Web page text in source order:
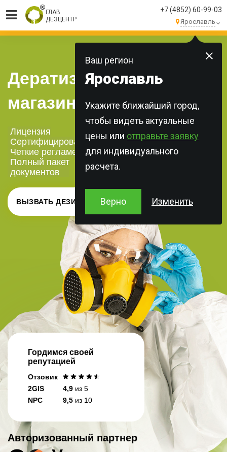
ГЛАВ
ДЕЗЦЕНТР
+7 (4852) 60-99-03
Ярославль
Ваш регион
Ярославль
Укажите ближайший город,
чтобы видеть актуальные
цены или отправьте заявку
для индивидуального
расчета.
Верно Изменить
МЫ ВЫПОЛНЯЕМБОЛЕЕ 250 ЗАКАЗОВ
КАЖДЫЙ ДЕНЬ!
Дератизация
магазинов
Лицензия
Сертифицированная химия
Четкие регламенты
Полный пакет
документов
ВЫЗВАТЬ ДЕЗИНФЕКТОРА
Гордимся своей
репутацией
Отзовик
2GIS
4,9 из 5
NPC
9,5 из 10
Авторизованный партнер